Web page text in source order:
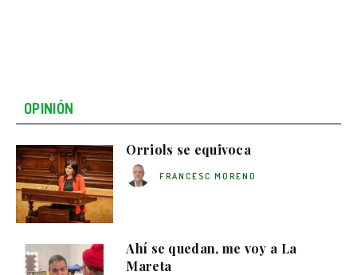
OPINIÓN
Orriols se equivoca
FRANCESC MORENO
Ahí se quedan, me voy a La
Mareta